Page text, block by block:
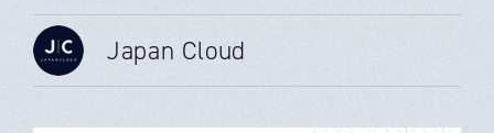
Japan Cloud